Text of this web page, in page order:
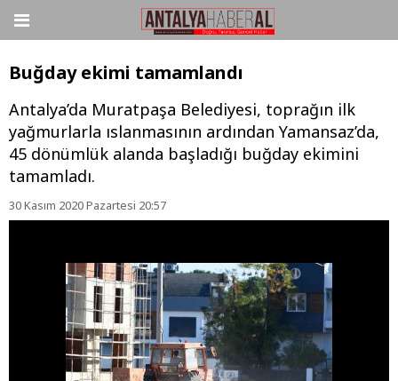
Buğday ekimi tamamlandı
Antalya’da Muratpaşa Belediyesi, toprağın ilk
yağmurlarla ıslanmasının ardından Yamansaz’da,
45 dönümlük alanda başladığı buğday ekimini
tamamladı.
30 Kasım 2020 Pazartesi 20:57